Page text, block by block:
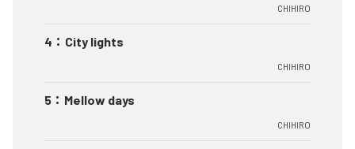
CHIHIRO
4 ： City lights
CHIHIRO
5 ： Mellow days
CHIHIRO